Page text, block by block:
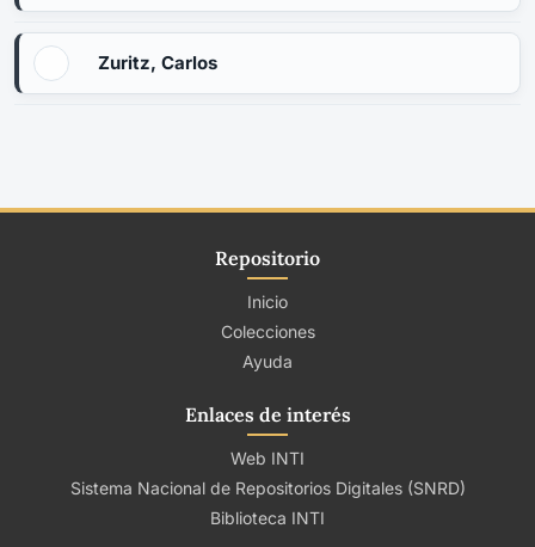
Zuritz, Carlos
Repositorio
Inicio
Colecciones
Ayuda
Enlaces de interés
Web INTI
Sistema Nacional de Repositorios Digitales (SNRD)
Biblioteca INTI